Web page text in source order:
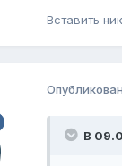
Вставить ник
В